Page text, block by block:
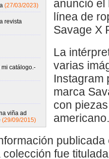
(27/03/2023)
revista
catálogo.-
viña ad
(29/09/2015)
anunció el
línea de
Savage X
La
varias
Instagram
marca
con
americano.
fue